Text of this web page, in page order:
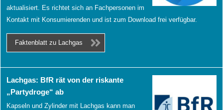
aktualisiert. Es richtet sich an Fachpersonen im
Kontakt mit Konsumierenden und ist zum Download frei verfügbar.
Faktenblatt zu Lachgas
eigener
Sache
Lachgas: BfR rät von der riskante
„Partydroge“ ab
Kapseln und Zylinder mit Lachgas kann man